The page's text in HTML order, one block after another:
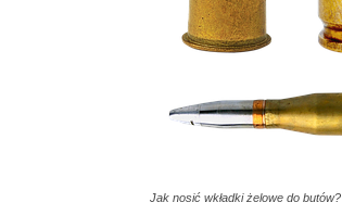
Jak nosić wkładki żelowe do butów?